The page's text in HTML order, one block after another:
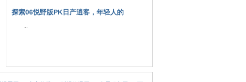
探索06悦野版PK日产逍客，年轻人的